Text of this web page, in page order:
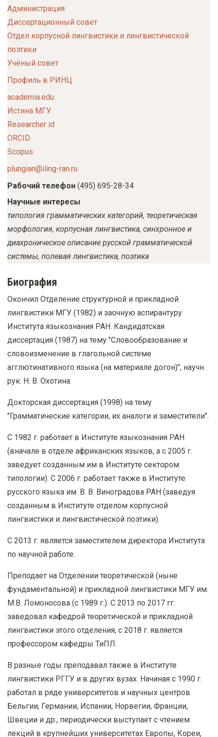
Администрация
Диссертационный совет
Отдел корпусной лингвистики и лингвистической
поэтики
Учёный совет
Профиль в РИНЦ
academia.edu
Истина МГУ
Researcher id
ORCID
Scopus
plungian@iling-ran.ru
Рабочий телефон (495) 695-28-34
Научные интересы
типология грамматических категорий, теоретическая
морфология, корпусная лингвистика, синхронное и
диахроническое описание русской грамматической
системы, полевая лингвистика, поэтика
Биография
Окончил Отделение структурной и прикладной
лингвистики МГУ (1982) и заочную аспирантуру
Института языкознания РАН. Кандидатская
диссертация (1987) на тему "Словообразование и
словоизменение в глагольной системе
агглютинативного языка (на материале догон)", научн.
рук. Н. В. Охотина.
Докторская диссертация (1998) на тему
"Грамматические категории, их аналоги и заместители".
С 1982 г. работает в Институте языкознания РАН
(вначале в отделе африканских языков, а с 2005 г.
заведует созданным им в Институте сектором
типологии). С 2006 г. работает также в Институте
русского языка им. В. В. Виноградова РАН (заведуя
созданным в Институте отделом корпусной
лингвистики и лингвистической поэтики).
С 2013 г. является заместителем директора Института
по научной работе.
Преподает на Отделении теоретической (ныне
фундаментальной) и прикладной лингвистики МГУ им.
М.В. Ломоносова (с 1989 г.). С 2013 по 2017 гг.
заведовал кафедрой теоретической и прикладной
лингвистики этого отделения, с 2018 г. является
профессором кафедры ТиПЛ.
В разные годы преподавал также в Институте
лингвистики РГГУ и в других вузах. Начиная с 1990 г.
работал в ряде университетов и научных центров
Бельгии, Германии, Испании, Норвегии, Франции,
Швеции и др., периодически выступает с чтением
лекций в крупнейших университетах Европы, Кореи,